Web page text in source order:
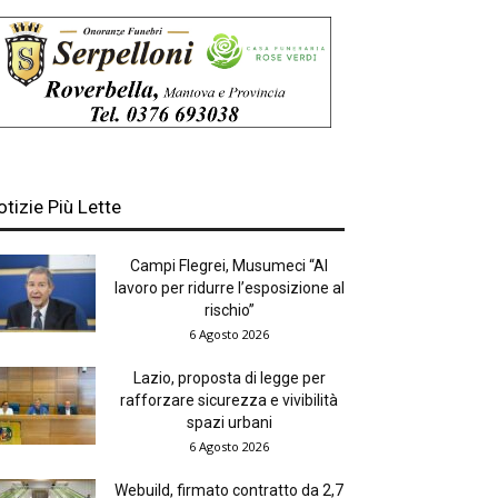
Più Lette
Campi Flegrei, Musumeci “Al
lavoro per ridurre l’esposizione al
rischio”
6 Agosto 2026
Lazio, proposta di legge per
rafforzare sicurezza e vivibilità
spazi urbani
6 Agosto 2026
Webuild, firmato contratto da 2,7